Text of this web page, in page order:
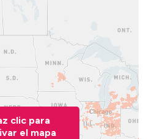
clic para
el mapa